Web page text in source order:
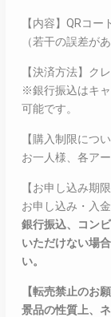
【内容】QRコ
（若干の誤差が
【決済方法】ク
※銀行振込はキ
可能です。
【購入制限につい
お一人様、各ア
【お申し込み期限
お申し込み・入
銀行振込、コン
いただけない場
い。
【転売禁止のお願
景品の性質上、